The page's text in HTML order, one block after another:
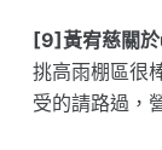
[9]黃宥慈關
挑高雨棚區很
受的請路過，